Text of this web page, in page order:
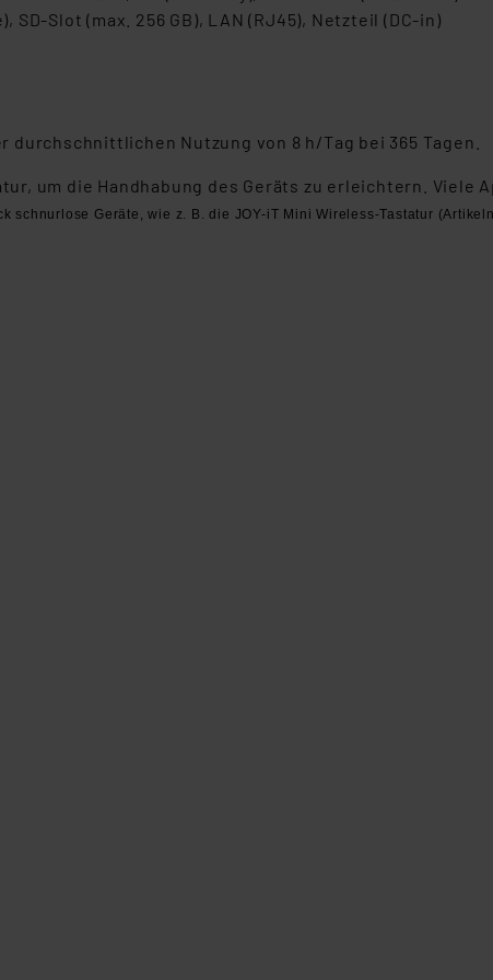
Daten in den USA. Ihre Einwilligung zur Einbindung von
Verarbeitung Ihrer Daten in den USA gemäß Art. 49 (1) lit. a
der jeweiligen Datenübermittlung erhalten Sie in der
So besteht etwa das Risiko, dass US-Behörden
ohne dass hiergegen Klagemöglichkeiten für Europäer
der mit der Datenübermittlung, insbesondere der Art der
Slot (max. 256 GB), LAN (RJ45), Netzteil (DC-in)
Nutzung von 8 h/Tag bei 365 Tagen.
um die Handhabung des Geräts zu erleichtern. Viele
schnurlose Geräte, wie z. B. die JOY-iT Mini Wireless-Tastatur